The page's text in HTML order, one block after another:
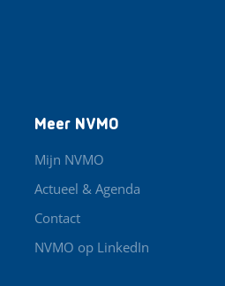
Meer NVMO
Mijn NVMO
Actueel & Agenda
Contact
NVMO op LinkedIn